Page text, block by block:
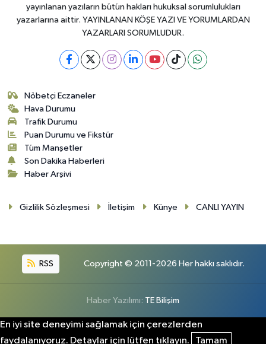
yayınlanan yazıların bütün hakları hukuksal sorumlulukları
yazarlarına aittir. YAYINLANAN KÖŞE YAZI VE YORUMLARDAN
YAZARLARI SORUMLUDUR.
Nöbetçi Eczaneler
Hava Durumu
Trafik Durumu
Puan Durumu ve Fikstür
Tüm Manşetler
Son Dakika Haberleri
Haber Arşivi
Gizlilik Sözleşmesi İletişim Künye CANLI YAYIN
RSS Copyright © 2011-2026 Her hakkı saklıdır.
Haber Yazılımı: TE Bilişim
En iyi site deneyimi sağlamak için çerezlerden
faydalanıyoruz. Detaylar için lütfen tıklayın.
Tamam